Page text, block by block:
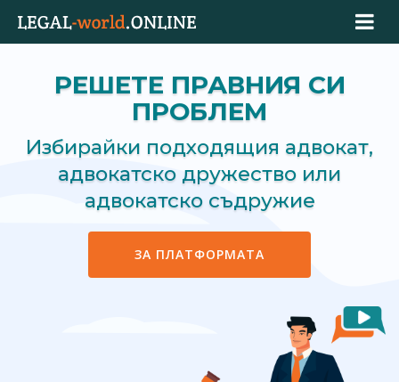
РЕШЕТЕ ПРАВНИЯ СИ
ПРОБЛЕМ
Избирайки подходящия адвокат,
адвокатско дружество или
адвокатско съдружие
ЗА ПЛАТФОРМАТА